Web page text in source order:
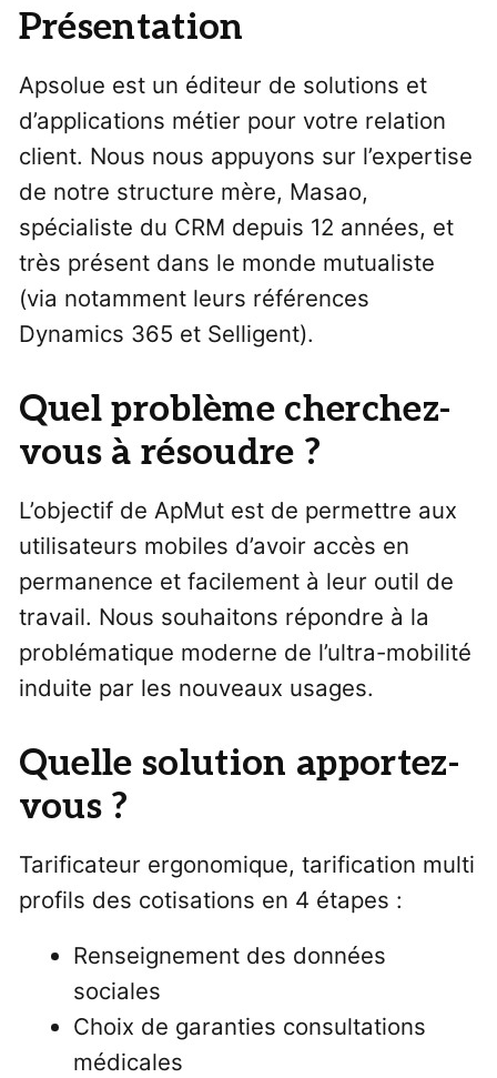
Présentation
Apsolue est un éditeur de solutions et
d’applications métier pour votre relation
client. Nous nous appuyons sur l’expertise
de notre structure mère, Masao,
spécialiste du CRM depuis 12 années, et
très présent dans le monde mutualiste
(via notamment leurs références
Dynamics 365 et Selligent).
Quel problème cherchez-
vous à résoudre ?
L’objectif de ApMut est de permettre aux
utilisateurs mobiles d’avoir accès en
permanence et facilement à leur outil de
travail. Nous souhaitons répondre à la
problématique moderne de l’ultra-mobilité
induite par les nouveaux usages.
Quelle solution apportez-
vous ?
Tarificateur ergonomique, tarification multi
profils des cotisations en 4 étapes :
Renseignement des données
sociales
Choix de garanties consultations
médicales